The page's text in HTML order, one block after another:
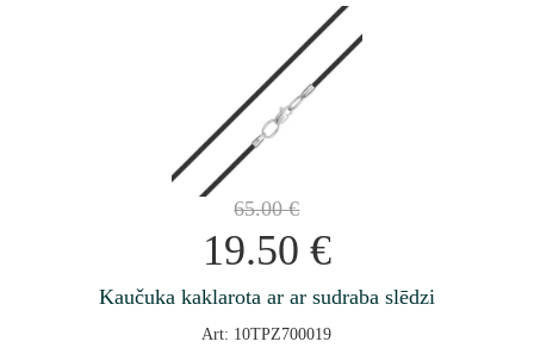
65.00€
19.50 €
Kaučuka kaklarota ar ar sudraba slēdzi
Art: 10TPZ700019